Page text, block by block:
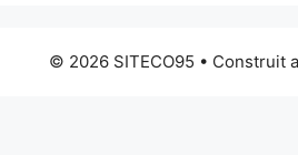
© 2026 SITECO95 • Construit